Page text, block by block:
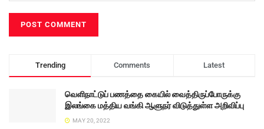
Trending Comments Latest
வெளிநாட்டுப் பணத்தை கையில் வைத்திருப்போருக்கு
இலங்கை மத்திய வங்கி ஆளுநர் விடுத்துள்ள அறிவிப்பு
MAY 20, 2022